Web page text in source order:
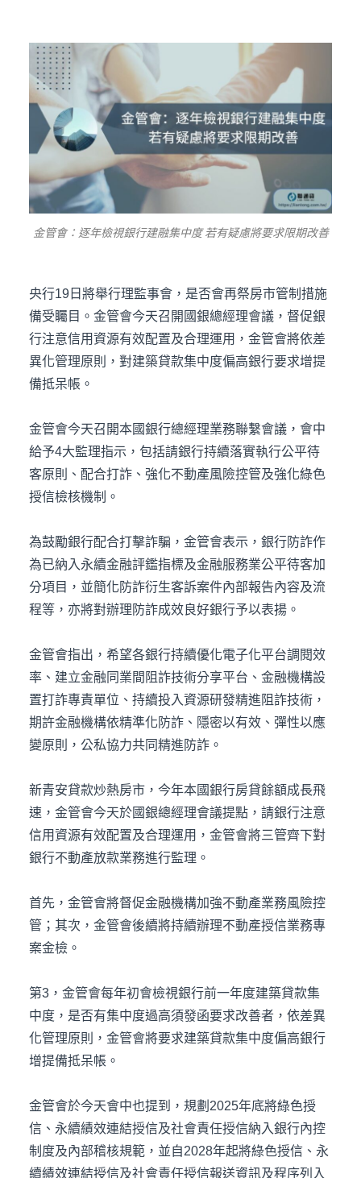
金管會：逐年檢視銀行建融集中度 若有疑慮將要求限期改善
央行19日將舉行理監事會，是否會再祭房市管制措施
備受矚目。金管會今天召開國銀總經理會議，督促銀
行注意信用資源有效配置及合理運用，金管會將依差
異化管理原則，對建築貸款集中度偏高銀行要求增提
備抵呆帳。
金管會今天召開本國銀行總經理業務聯繫會議，會中
給予4大監理指示，包括請銀行持續落實執行公平待
客原則、配合打詐、強化不動產風險控管及強化綠色
授信檢核機制。
為鼓勵銀行配合打擊詐騙，金管會表示，銀行防詐作
為已納入永續金融評鑑指標及金融服務業公平待客加
分項目，並簡化防詐衍生客訴案件內部報告內容及流
程等，亦將對辦理防詐成效良好銀行予以表揚。
金管會指出，希望各銀行持續優化電子化平台調閱效
率、建立金融同業間阻詐技術分享平台、金融機構設
置打詐專責單位、持續投入資源研發精進阻詐技術，
期許金融機構依精準化防詐、隱密以有效、彈性以應
變原則，公私協力共同精進防詐。
新青安貸款炒熱房市，今年本國銀行房貸餘額成長飛
速，金管會今天於國銀總經理會議提點，請銀行注意
信用資源有效配置及合理運用，金管會將三管齊下對
銀行不動產放款業務進行監理。
首先，金管會將督促金融機構加強不動產業務風險控
管；其次，金管會後續將持續辦理不動產授信業務專
案金檢。
第3，金管會每年初會檢視銀行前一年度建築貸款集
中度，是否有集中度過高須發函要求改善者，依差異
化管理原則，金管會將要求建築貸款集中度偏高銀行
增提備抵呆帳。
金管會於今天會中也提到，規劃2025年底將綠色授
信、永續績效連結授信及社會責任授信納入銀行內控
制度及內部稽核規範，並自2028年起將綠色授信、永
續績效連結授信及社會責任授信報送資訊及程序列入